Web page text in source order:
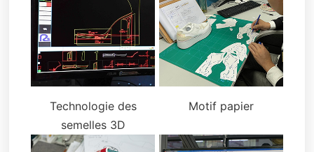
Technologie des
semelles 3D
Motif papier